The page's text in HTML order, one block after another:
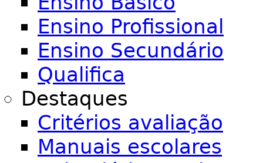
Ensino Profissional
Ensino Secundário
Qualifica
Destaques
Critérios avaliação
Manuais escolares